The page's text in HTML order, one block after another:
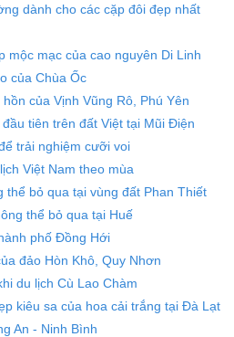
dành cho các cặp đôi đẹp nhất
mộc mạc của cao nguyên Di Linh
của Chùa Ốc
của Vịnh Vũng Rô, Phú Yên
tiên trên đất Việt tại Mũi Điện
trải nghiệm cưỡi voi
Việt Nam theo mùa
thể bỏ qua tại vùng đất Phan Thiết
thể bỏ qua tại Huế
phố Đồng Hới
đảo Hòn Khô, Quy Nhơn
du lịch Cù Lao Chàm
kiêu sa của hoa cải trắng tại Đà Lạt
An - Ninh Bình